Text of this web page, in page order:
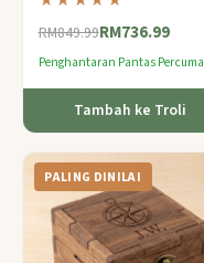
tahap pakar yang mewah
dengan butiran papan catur
RM849.99RM736.99
Penghantaran Pantas Percuma
Tambah ke Troli
PALING DINILAI